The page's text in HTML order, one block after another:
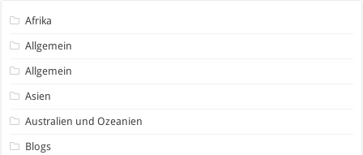
Afrika
Allgemein
Allgemein
Asien
Australien und Ozeanien
Blogs